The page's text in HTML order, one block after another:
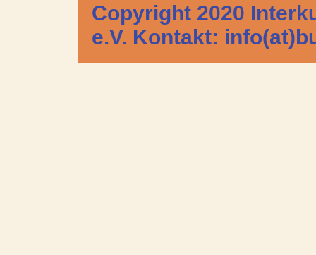
Copyright 2020
e.V. Kontakt: